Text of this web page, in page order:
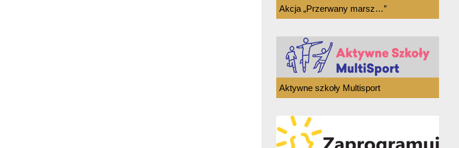
Akcja „Przerwany marsz…”
Aktywne szkoły Multisport